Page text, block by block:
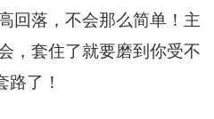
回落，不会那么简单！主
，套住了就要磨到你受不
路了！